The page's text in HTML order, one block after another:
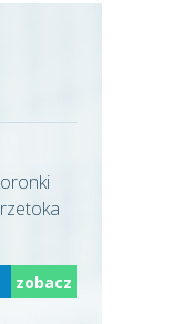
zobacz